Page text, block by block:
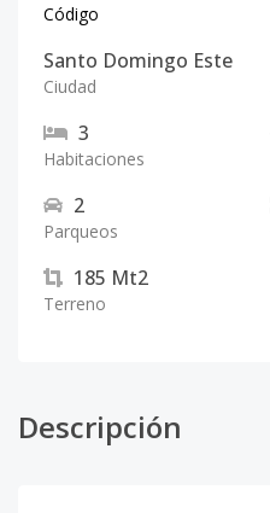
Código
Santo Domingo Este
Ciudad
3
Habitaciones
2
Parqueos
185 Mt2
Terreno
Descripción